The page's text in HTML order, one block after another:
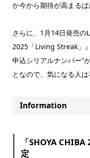
か今から期待が高まるば
さらに、1月14日発売
2025「Living Streak」
申込シリアルナンバー”
となので、気になる人
Information
「SHOYA
定